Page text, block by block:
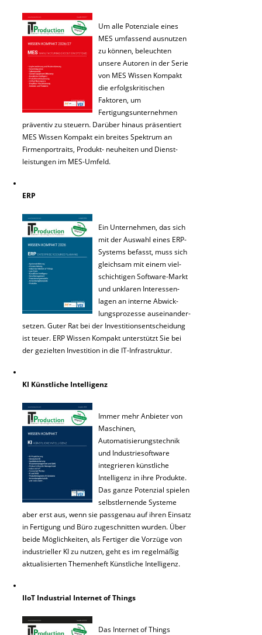
Um alle Potenziale eines
MES umfassend ausnutzen
zu können, beleuchten
unsere Autoren in der Serie
von MES Wissen Kompakt
die erfolgskritischen
Faktoren, um
Fertigungsunternehmen
präventiv zu steuern. Darüber hinaus präsentiert
MES Wissen Kompakt ein breites Spektrum an
Firmenportraits, Produkt- neuheiten und Dienst-
leistungen im MES-Umfeld.
ERP
Ein Unternehmen, das sich
mit der Auswahl eines ERP-
Systems befasst, muss sich
gleichsam mit einem viel-
schichtigen Software-Markt
und unklaren Interessen-
lagen an interne Abwick-
lungsprozesse auseinander-
setzen. Guter Rat bei der Investitionsentscheidung
ist teuer. ERP Wissen Kompakt unterstützt Sie bei
der gezielten Investition in die IT-Infrastruktur.
KI Künstliche Intelligenz
Immer mehr Anbieter von
Maschinen,
Automatisierungstechnik
und Industriesoftware
integrieren künstliche
Intelligenz in ihre Produkte.
Das ganze Potenzial spielen
selbstlernende Systeme
aber erst aus, wenn sie passgenau auf ihren Einsatz
in Fertigung und Büro zugeschnitten wurden. Über
beide Möglichkeiten, als Fertiger die Vorzüge von
industrieller KI zu nutzen, geht es im regelmäßig
aktualisierten Themenheft Künstliche Intelligenz.
IIoT Industrial Internet of Things
Das Internet of Things